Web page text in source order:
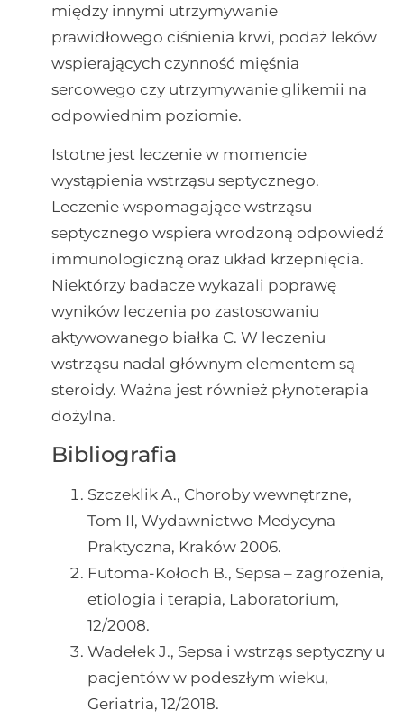
między innymi utrzymywanie
prawidłowego ciśnienia krwi, podaż leków
wspierających czynność mięśnia
sercowego czy utrzymywanie glikemii na
odpowiednim poziomie.
Istotne jest leczenie w momencie
wystąpienia wstrząsu septycznego.
Leczenie wspomagające wstrząsu
septycznego wspiera wrodzoną odpowiedź
immunologiczną oraz układ krzepnięcia.
Niektórzy badacze wykazali poprawę
wyników leczenia po zastosowaniu
aktywowanego białka C. W leczeniu
wstrząsu nadal głównym elementem są
steroidy. Ważna jest również płynoterapia
dożylna.
Bibliografia
Szczeklik A., Choroby wewnętrzne,
Tom II, Wydawnictwo Medycyna
Praktyczna, Kraków 2006.
Futoma-Kołoch B., Sepsa – zagrożenia,
etiologia i terapia, Laboratorium,
12/2008.
Wadełek J., Sepsa i wstrząs septyczny u
pacjentów w podeszłym wieku,
Geriatria, 12/2018.